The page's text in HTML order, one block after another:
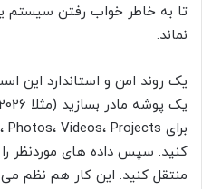
تا به خاطر خواب رفتن سیستم
نماند.
یک روند امن و استاندارد این
کنید. سپس داده های موردنظر
منتقل کنید. این کار هم نظم می